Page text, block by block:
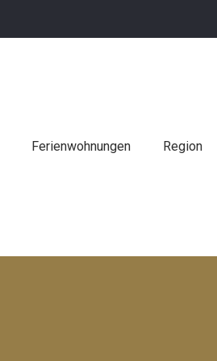
Ferienwohnungen Region